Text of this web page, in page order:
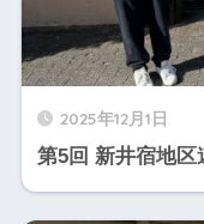
2025年12月1日
第5回 新井宿地区